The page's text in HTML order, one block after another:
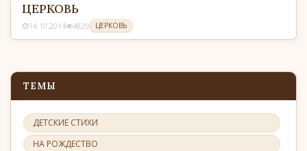
ЦЕРКОВЬ
14.10.2014 4820 ЦЕРКОВЬ
ТЕМЫ
ДЕТСКИЕ СТИХИ
НА РОЖДЕСТВО